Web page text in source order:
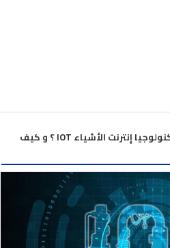
ما هي تكنولوجيا إنترنت الأشياء IOT ؟ و كيف